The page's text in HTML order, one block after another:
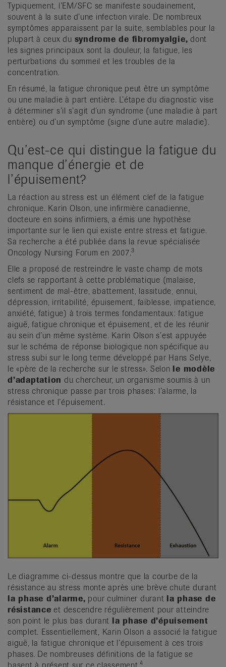
Typiquement, l’EM/SFC se manifeste soudainement,
souvent à la suite d’une infection virale. De nombreux
symptômes apparaissent par la suite, semblables pour la
plupart à ceux du syndrome de fibromyalgie, dont
les signes principaux sont la douleur, la fatigue, les
perturbations du sommeil et les troubles de la
concentration.
En résumé, la fatigue chronique peut être un symptôme
ou une maladie à part entière. L’étape du diagnostic vise
à déterminer s’il s’agit d’un syndrome (une maladie à part
entière) ou d’un symptôme (signe d’une autre maladie).
Qu’est-ce qui distingue la fatigue du
manque d’énergie et de
l’épuisement?
La réaction au stress est un élément clef de la fatigue
chronique. Karin Olson, une infirmière canadienne,
docteure en soins infirmiers, a émis une hypothèse
importante sur le lien qui existe entre stress et fatigue.
Sa recherche a été publiée dans la revue spécialisée
Oncology Nursing Forum en 2007.3
Elle a proposé de restreindre le vaste champ de mots
clefs se rapportant à cette problématique (malaise,
sentiment de mal-être, abattement, lassitude, ennui,
dépression, irritabilité, épuisement, faiblesse, impatience,
anxiété, fatigue) à trois termes fondamentaux: fatigue
aiguë, fatigue chronique et épuisement, et de les réunir
au sein d’un même système. Karin Olson s’est appuyée
sur le schéma de réponse biologique non spécifique au
stress subi sur le long terme développé par Hans Selye,
le «père de la recherche sur le stress». Selon le modèle
d’adaptation du chercheur, un organisme soumis à un
stress chronique passe par trois phases: l’alarme, la
résistance et l’épuisement.
Le diagramme ci-dessus montre que la courbe de la
résistance au stress monte après une brève chute durant
la phase d’alarme, pour culminer durant la phase de
résistance et descendre régulièrement pour atteindre
son point le plus bas durant la phase d’épuisement
complet. Essentiellement, Karin Olson a associé la fatigue
aiguë, la fatigue chronique et l’épuisement à ces trois
phases. De nombreuses définitions de la fatigue se
4